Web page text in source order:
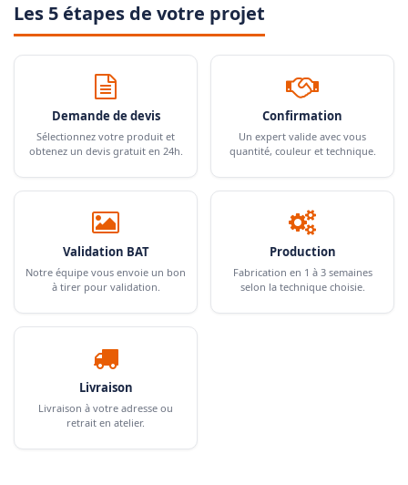
Les 5 étapes de votre projet
Demande de devis
Sélectionnez votre produit et
obtenez un devis gratuit en 24h.
Confirmation
Un expert valide avec vous
quantité, couleur et technique.
Validation BAT
Notre équipe vous envoie un bon
à tirer pour validation.
Production
Fabrication en 1 à 3 semaines
selon la technique choisie.
Livraison
Livraison à votre adresse ou
retrait en atelier.